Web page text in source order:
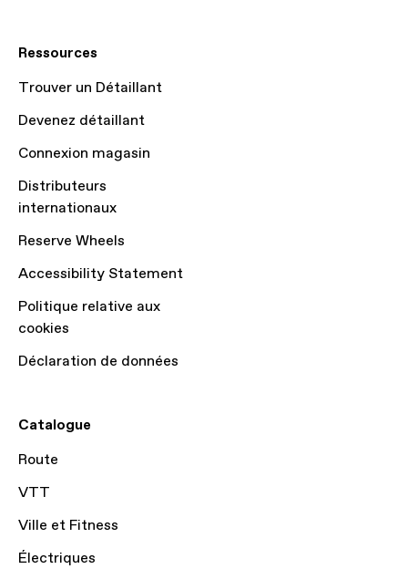
Ressources
Trouver un Détaillant
Devenez détaillant
Connexion magasin
Distributeurs
internationaux
Reserve Wheels
Accessibility Statement
Politique relative aux
cookies
Déclaration de données
Catalogue
Route
VTT
Ville et Fitness
Électriques